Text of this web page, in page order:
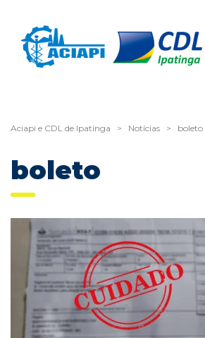
Aciapi e CDL de Ipatinga > Notícias > boleto
boleto